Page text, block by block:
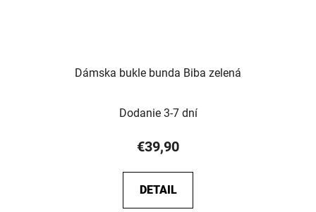
Dámska bukle bunda Biba zelená
Dodanie 3-7 dní
€39,90
DETAIL